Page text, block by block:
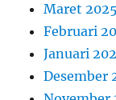
Maret 2025
Februari
Januari
Desember